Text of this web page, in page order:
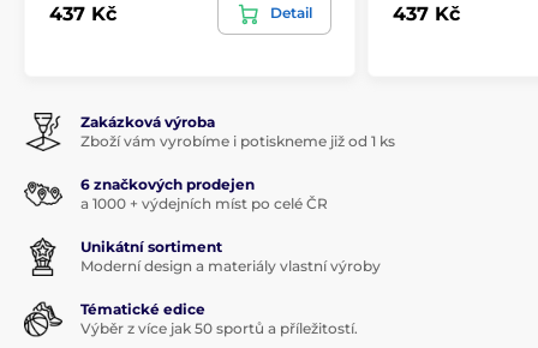
437 Kč Detail 437 Kč
Zakázková výroba
Zboží vám vyrobíme i potiskneme již od 1 ks
6 značkových prodejen
a 1000 + výdejních míst po celé ČR
Unikátní sortiment
Moderní design a materiály vlastní výroby
Tématické edice
Výběr z více jak 50 sportů a příležitostí.